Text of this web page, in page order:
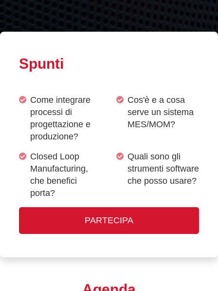
Spunti
PARTECIPA
Come integrare
processi di
progettazione e
produzione?
Cos'è e a cosa
serve un sistema
MES/MOM?
Closed Loop
Manufacturing,
che benefici
porta?
Quali sono gli
strumenti software
che posso usare?